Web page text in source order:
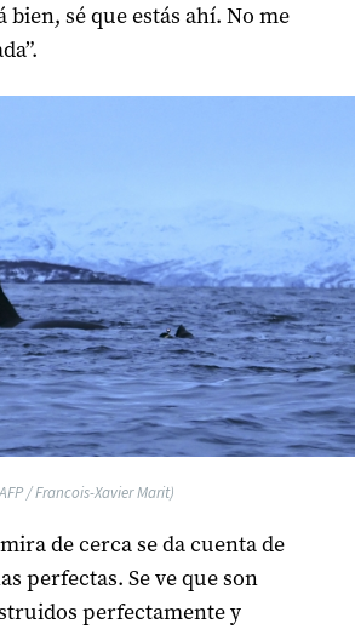
bien, sé que estás ahí. No me
/ Francois-Xavier Marit)
de cerca se da cuenta de
perfectas. Se ve que son
perfectamente y